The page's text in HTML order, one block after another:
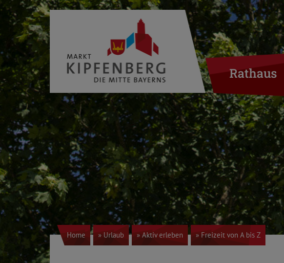
Rathaus
Home » Urlaub » Aktiv erleben » Freizeit von A bis Z